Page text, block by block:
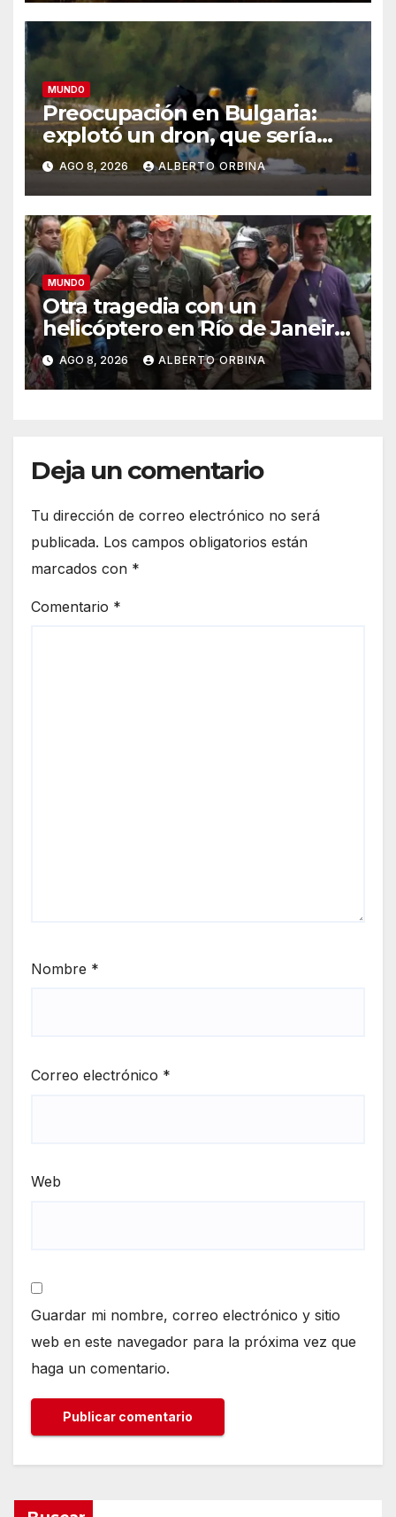
MUNDO
Preocupación en Bulgaria:
explotó un dron, que sería
ucraniano, cerca de un
gasoducto en la frontera con
Rumania
AGO 8, 2026 ALBERTO ORBINA
MUNDO
Otra tragedia con un
helicóptero en Río de Janeiro:
murieron el piloto, una
abuela, su hija y la nieta en un
vuelo panorámico
AGO 8, 2026 ALBERTO ORBINA
Deja un comentario
Tu dirección de correo electrónico no será
publicada. Los campos obligatorios están
marcados con *
Comentario *
Nombre *
Correo electrónico *
Web
Guardar mi nombre, correo electrónico y sitio
web en este navegador para la próxima vez que
haga un comentario.